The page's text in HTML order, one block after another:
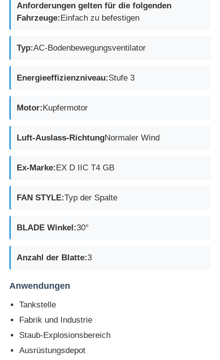
Anforderungen gelten für die folgenden
Fahrzeuge:Einfach zu befestigen
Typ:AC-Bodenbewegungsventilator
Energieeffizienzniveau:Stufe 3
Motor:Kupfermotor
Luft-Auslass-RichtungNormaler Wind
Ex-Marke:EX D IIC T4 GB
FAN STYLE:Typ der Spalte
BLADE Winkel:30°
Anzahl der Blatte:3
Anwendungen
Tankstelle
Fabrik und Industrie
Staub-Explosionsbereich
Ausrüstungsdepot